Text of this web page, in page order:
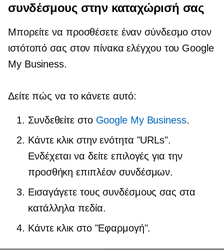
συνδέσμους στην καταχώρισή σας
Μπορείτε να προσθέσετε έναν σύνδεσμο στον
ιστότοπό σας στον πίνακα ελέγχου του Google
My Business.
Δείτε πώς να το κάνετε αυτό:
Συνδεθείτε στο Google My Business.
Κάντε κλικ στην ενότητα "URLs".
Ενδέχεται να δείτε επιλογές για την
προσθήκη επιπλέον συνδέσμων.
Εισαγάγετε τους συνδέσμους σας στα
κατάλληλα πεδία.
Κάντε κλικ στο "Εφαρμογή".